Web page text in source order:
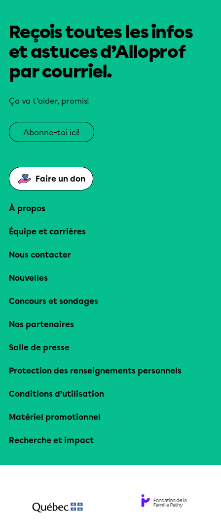
Reçois toutes les infos
et astuces d’Alloprof
par courriel.
Ça va t’aider, promis!
Abonne-toi ici!
Faire un don
À propos
Équipe et carrières
Nous contacter
Nouvelles
Concours et sondages
Nos partenaires
Salle de presse
Protection des renseignements personnels
Conditions d’utilisation
Matériel promotionnel
Recherche et impact